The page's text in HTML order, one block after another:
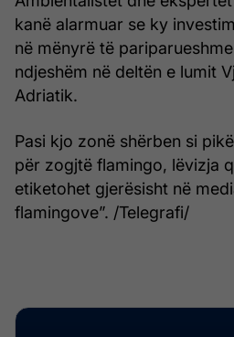
kanë alarmuar se ky
në mënyrë të
ndjeshëm në deltën e lumit
Adriatik.
Pasi kjo zonë shërben si
për zogjtë flamingo, lëvizja
etiketohet gjerësisht në
flamingove”. /Telegrafi/